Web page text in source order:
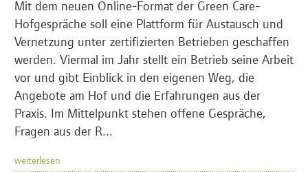
Mit dem neuen Online-Format der Green Care-
Hofgespräche soll eine Plattform für Austausch und
Vernetzung unter zertifizierten Betrieben geschaffen
werden. Viermal im Jahr stellt ein Betrieb seine Arbeit
vor und gibt Einblick in den eigenen Weg, die
Angebote am Hof und die Erfahrungen aus der
Praxis. Im Mittelpunkt stehen offene Gespräche,
Fragen aus der R...
weiterlesen